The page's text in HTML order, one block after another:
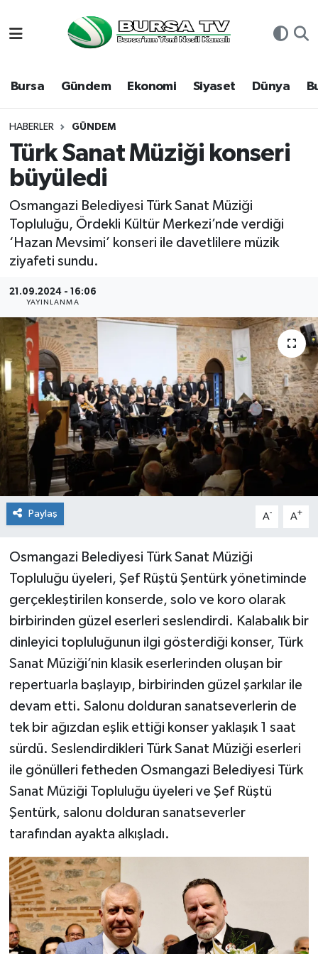
Bursa Gündem Ekonomi Siyaset Dünya
HABERLER GÜNDEM
Türk Sanat Müziği konseri
büyüledi
Osmangazi Belediyesi Türk Sanat Müziği
Topluluğu, Ördekli Kültür Merkezi’nde verdiği
‘Hazan Mevsimi’ konseri ile davetlilere müzik
ziyafeti sundu.
21.09.2024 - 16:06
YAYINLANMA
Paylaş A- A+
Osmangazi Belediyesi Türk Sanat Müziği
Topluluğu üyeleri, Şef Rüştü Şentürk yönetiminde
gerçekleştirilen konserde, solo ve koro olarak
birbirinden güzel eserleri seslendirdi. Kalabalık bir
dinleyici topluluğunun ilgi gösterdiği konser, Türk
Sanat Müziği’nin klasik eserlerinden oluşan bir
repertuarla başlayıp, birbirinden güzel şarkılar ile
devam etti. Salonu dolduran sanatseverlerin de
tek bir ağızdan eşlik ettiği konser yaklaşık 1 saat
sürdü. Seslendirdikleri Türk Sanat Müziği eserleri
ile gönülleri fetheden Osmangazi Belediyesi Türk
Sanat Müziği Topluluğu üyeleri ve Şef Rüştü
Şentürk, salonu dolduran sanatseverler
tarafından ayakta alkışladı.
Bursa
Dünya
Eğitim
Ekonomi
Genel
Magazin
Sağlık
Siyaset
Spor
Teknoloji
Türkiye
Hava Durumu
Namaz Vakitleri
Trafik Durumu
Süper Lig Puan Durumu ve Fikstür
Tüm Manşetler
Haber Arşivi